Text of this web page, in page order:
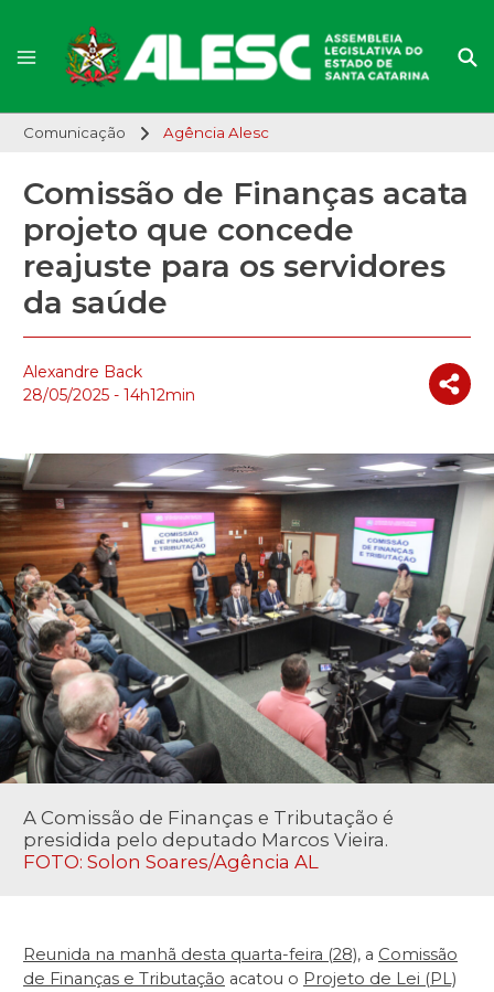
Comunicação Agência Alesc
Comissão de Finanças acata
projeto que concede
reajuste para os servidores
da saúde
Alexandre Back
28/05/2025 - 14h12min
A Comissão de Finanças e Tributação é
presidida pelo deputado Marcos Vieira.
FOTO: Solon Soares/Agência AL
Reunida na manhã desta quarta-feira (28), a Comissão
de Finanças e Tributação acatou o Projeto de Lei (PL)